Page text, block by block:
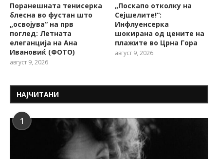
Поранешната тенисерка
блесна во фустан што
„освојува“ на прв
поглед: Летната
елеганција на Ана
Ивановиќ (ФОТО)
август 9, 2026
„Поскапо отколку на
Сејшелите!“:
Инфлуенсерка
шокирана од цените на
плажите во Црна Гора
август 9, 2026
НАЈЧИТАНИ
1